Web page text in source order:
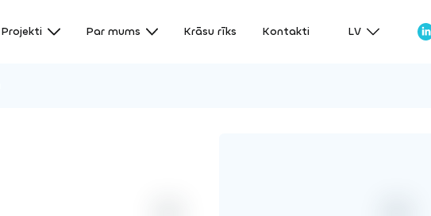
Projekti Par mums Krāsu rīks Kontakti LV